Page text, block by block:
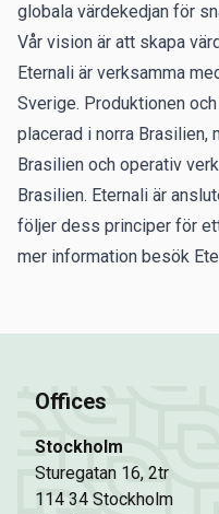
globala värdekedjan för
Vår vision är att skapa
Eternali är verksamma
Sverige. Produktionen
placerad i norra Brasilien,
Brasilien och operativ
Brasilien. Eternali är
följer dess principer för
mer information besök
Offices
Stockholm
Sturegatan 16, 2tr
114 34 Stockholm